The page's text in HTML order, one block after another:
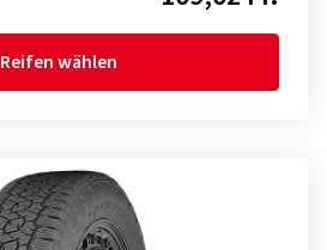
Reifen wählen